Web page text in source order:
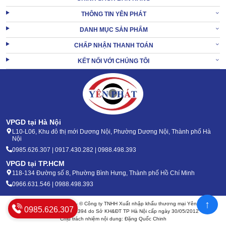
Teco, bạn cần tuân thủ một số nguyên tắc vận hành và bảo trì như
sau:
Đảm bảo máy được đặt tại nơi bằng phẳng, chọn vị trí càng
gần nguồn nước càng tốt để tăng khả năng bơm hút.
Lưu ý lắp đặt đúng kỹ thuật, đúng chiều quay của động cơ
THÔNG TIN YÊN PHÁT
DANH MỤC SẢN PHẨM
CHẤP NHẬN THANH TOÁN
KẾT NỐI VỚI CHÚNG TÔI
VPGD tại Hà Nội
L10-L06, Khu đô thị mới Dương Nội, Phường Dương Nội, Thành phố Hà
Nội
0985.626.307 | 0917.430.282 | 0988.498.393
VPGD tại TP.HCM
118-134 Đường số 8, Phường Bình Hưng, Thành phố Hồ Chí Minh
0966.631.546 | 0988.498.393
Bản quyền 2020 - 2026 – © Công ty TNHH Xuất nhập khẩu thương mại Yên Phát
Mã số thuế: 0105904394 do Sở KH&ĐT TP Hà Nội cấp ngày 30/05/2012
Chịu trách nhiệm nội dung: Đặng Quốc Chinh
0985.626.307 ↑